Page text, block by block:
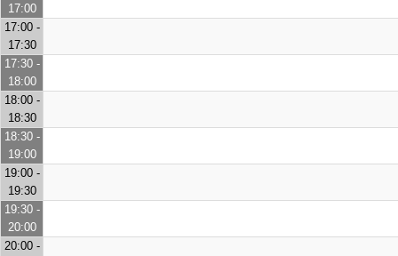
17:00
17:00 -
17:30
17:30 -
18:00
18:00 -
18:30
18:30 -
19:00
19:00 -
19:30
19:30 -
20:00
20:00 -